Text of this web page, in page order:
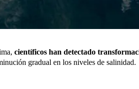
científicos han detectado
gradual en los niveles de salinidad.